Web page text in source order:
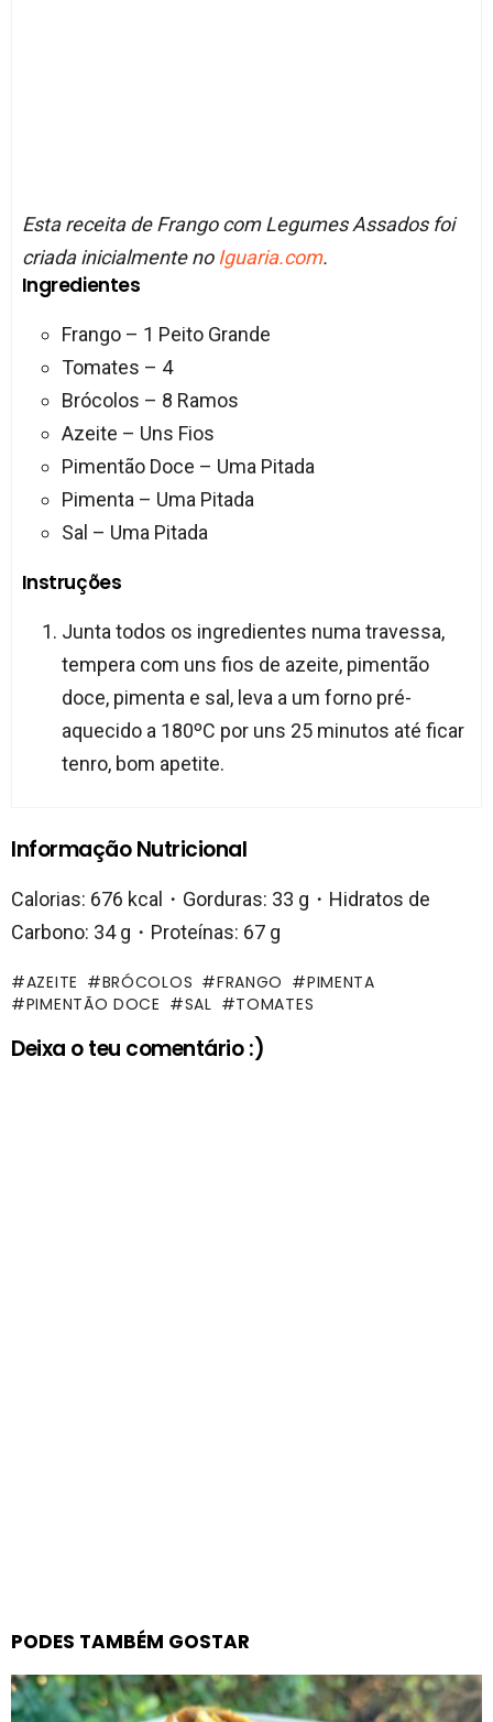
Esta receita de Frango com Legumes Assados foi
criada inicialmente no Iguaria.com.
Ingredientes
Frango – 1 Peito Grande
Tomates – 4
Brócolos – 8 Ramos
Azeite – Uns Fios
Pimentão Doce – Uma Pitada
Pimenta – Uma Pitada
Sal – Uma Pitada
Instruções
Junta todos os ingredientes numa travessa,
tempera com uns fios de azeite, pimentão
doce, pimenta e sal, leva a um forno pré-
aquecido a 180ºC por uns 25 minutos até ficar
tenro, bom apetite.
Informação Nutricional
Calorias: 676 kcal・Gorduras: 33 g・Hidratos de
Carbono: 34 g・Proteínas: 67 g
AZEITE BRÓCOLOS FRANGO
PIMENTA
PIMENTÃO DOCE
SAL TOMATES
Deixa o teu comentário :)
PODES TAMBÉM GOSTAR